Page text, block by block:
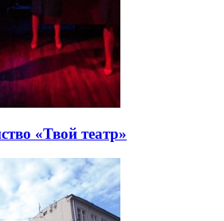
«Твой театр»